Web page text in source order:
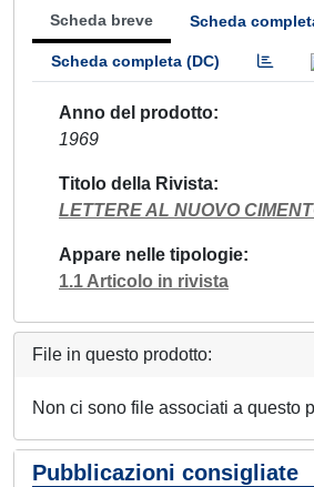
Scheda breve Scheda
Scheda completa (DC)
Anno del prodotto
1969
Titolo della Rivista
LETTERE AL NUOVO
Appare nelle tipologie
1.1 Articolo in rivista
File in questo prodotto:
Non ci sono file associati a questo
Pubblicazioni consigliate